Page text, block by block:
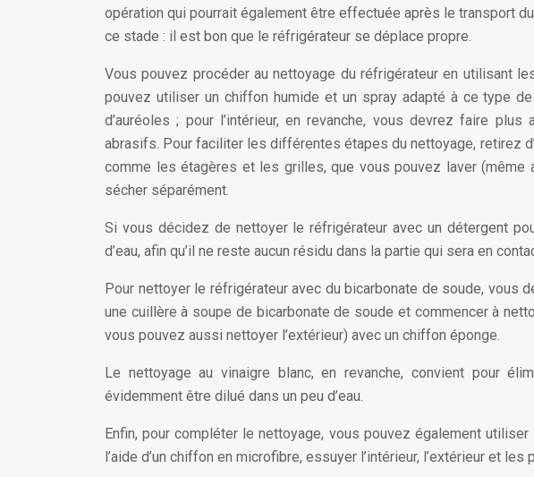
opération qui pourrait également être effectuée après le transport
ce stade : il est bon que le réfrigérateur se déplace propre.
Vous pouvez procéder au nettoyage du réfrigérateur en utilisant
pouvez utiliser un chiffon humide et un spray adapté à ce type
d’auréoles ; pour l’intérieur, en revanche, vous devrez faire
abrasifs. Pour faciliter les différentes étapes du nettoyage, retirez
comme les étagères et les grilles, que vous pouvez laver (même
sécher séparément.
Si vous décidez de nettoyer le réfrigérateur avec un détergent
d’eau, afin qu’il ne reste aucun résidu dans la partie qui sera en
Pour nettoyer le réfrigérateur avec du bicarbonate de soude, vous
une cuillère à soupe de bicarbonate de soude et commencer à
vous pouvez aussi nettoyer l’extérieur) avec un chiffon éponge.
Le nettoyage au vinaigre blanc, en revanche, convient pour
évidemment être dilué dans un peu d’eau.
Enfin, pour compléter le nettoyage, vous pouvez également utiliser
l’aide d’un chiffon en microfibre, essuyer l’intérieur, l’extérieur et